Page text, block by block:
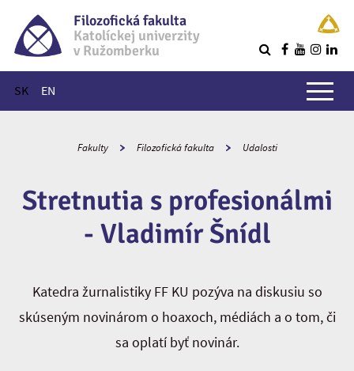
Filozofická fakulta
Katolíckej univerzity
v Ružomberku
SK EN
Hlavné menu
Fakulty Filozofická fakulta Udalosti
Stretnutia s profesionálmi
- Vladimír Šnídl
Katedra žurnalistiky FF KU pozýva na diskusiu so
skúseným novinárom o hoaxoch, médiách a o tom, či
sa oplatí byť novinár.